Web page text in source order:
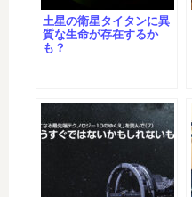
土星の衛星タイタンに異
質な生命が存在するか
も？